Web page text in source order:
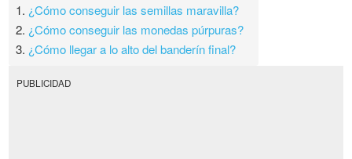
1. ¿Cómo conseguir las semillas maravilla?
2. ¿Cómo conseguir las monedas púrpuras?
3. ¿Cómo llegar a lo alto del banderín final?
PUBLICIDAD